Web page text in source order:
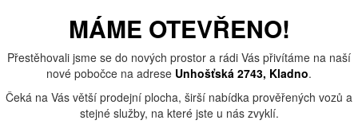
MÁME OTEVŘENO!
Přestěhovali jsme se do nových prostor a rádi Vás přivítáme na naší
nové pobočce na adrese Unhošťská 2743, Kladno.
Čeká na Vás větší prodejní plocha, širší nabídka prověřených vozů a
stejné služby, na které jste u nás zvyklí.